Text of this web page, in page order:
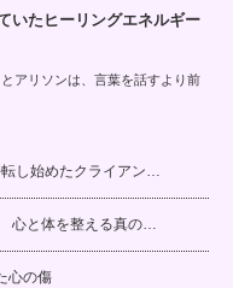
いたヒーリングエネルギー
アリソンは、言葉を話すより前
し始めたクライアン…
心と体を整える真の…
心の傷